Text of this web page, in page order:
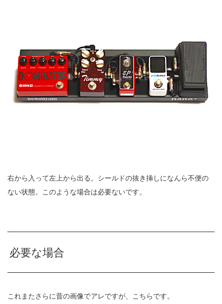
右から入って左上から出る。シールドの抜き挿しになんら不便の
ない状態。このような場合は必要ないです。
必要な場合
これまたさらに昔の画像でアレですが、こちらです。